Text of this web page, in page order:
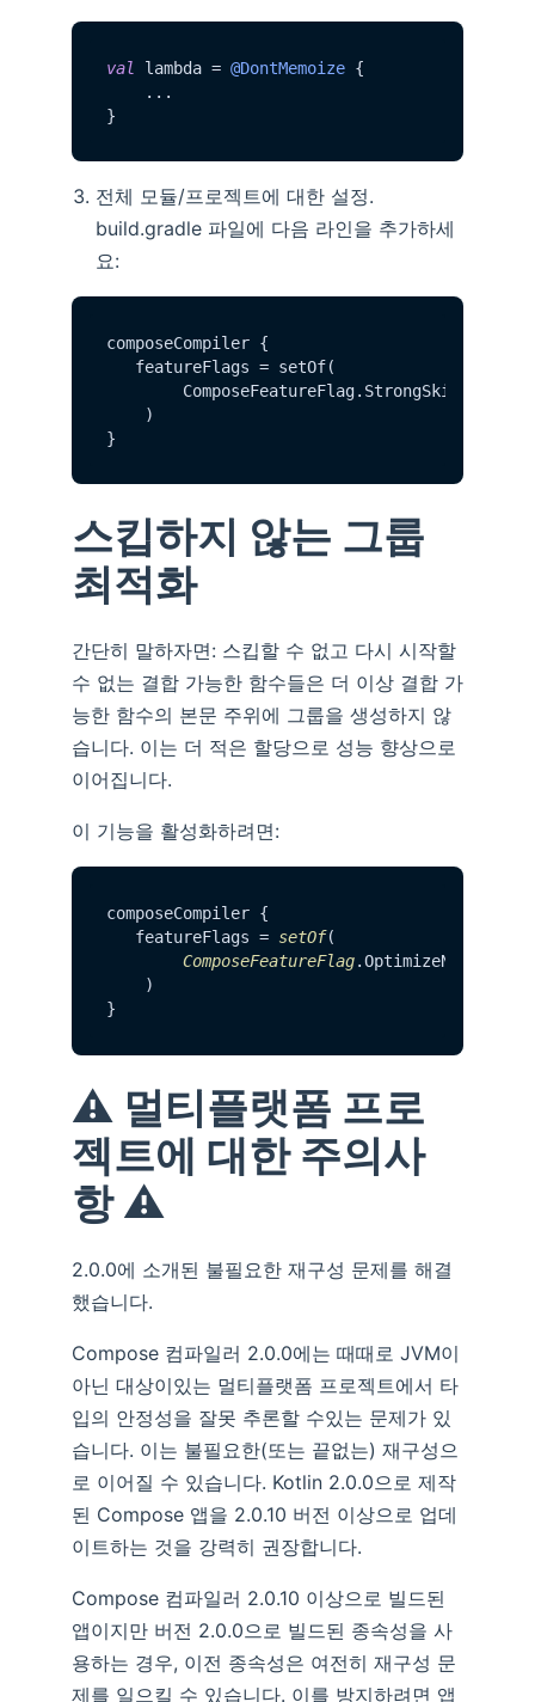
val lambda = @DontMemoize {
    ...
전체 모듈/프로젝트에 대한 설정.
build.gradle 파일에 다음 라인을 추가하세
요:
composeCompiler {
   featureFlags = setOf(
    )
스킵하지 않는 그룹
최적화
간단히 말하자면: 스킵할 수 없고 다시 시작할
수 없는 결합 가능한 함수들은 더 이상 결합 가
능한 함수의 본문 주위에 그룹을 생성하지 않
습니다. 이는 더 적은 할당으로 성능 향상으로
이어집니다.
이 기능을 활성화하려면:
composeCompiler {
   featureFlags =
setOf(
ComposeFeatureFlag.
    )
⚠️ 멀티플랫폼 프로
젝트에 대한 주의사
항 ⚠️
2.0.0에 소개된 불필요한 재구성 문제를 해결
했습니다.
Compose 컴파일러 2.0.0에는 때때로 JVM이
아닌 대상이있는 멀티플랫폼 프로젝트에서 타
입의 안정성을 잘못 추론할 수있는 문제가 있
습니다. 이는 불필요한(또는 끝없는) 재구성으
로 이어질 수 있습니다. Kotlin 2.0.0으로 제작
된 Compose 앱을 2.0.10 버전 이상으로 업데
이트하는 것을 강력히 권장합니다.
Compose 컴파일러 2.0.10 이상으로 빌드된
앱이지만 버전 2.0.0으로 빌드된 종속성을 사
용하는 경우, 이전 종속성은 여전히 재구성 문
제를 일으킬 수 있습니다. 이를 방지하려면 앱